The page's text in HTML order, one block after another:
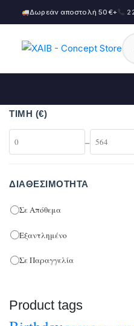
Δωρεάν αποστολή 50€+
ΤΙΜΉ (€)
–
ΔΙΑΘΕΣΙΜΌΤΗΤΑ
Σε Απόθεμα
Εξαντλημένο
Σε Παραγγελία
Product tags